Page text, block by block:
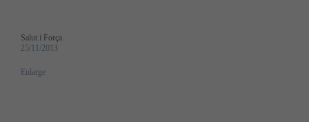
Salut i Força
25/11/2013
Enlarge